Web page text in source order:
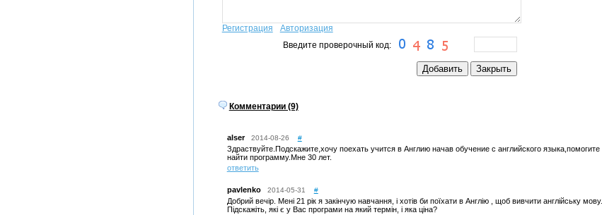
Регистрация
Авторизация
Введите проверочный код:
Комментарии (9)
alser 2014-08-26 #
Здраствуйте.Подскажите,хочу поехать учится в Англию начав обучение с английского языка,помогите
найти программу.Мне 30 лет.
ответить
pavlenko 2014-05-31 #
Добрий вечір. Мені 21 рік я закінчую навчання, і хотів би поїхати в Англію , щоб вивчити англійську мову.
Підскажіть, які є у Вас програми на який термін, і яка ціна?